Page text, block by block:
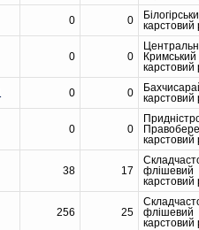
0 0
карстовий
0 0
Кримський
карстовий
0 0
карстовий
0 0
карстовий
38 17
флішевий
карстовий
256 25
флішевий
карстовий